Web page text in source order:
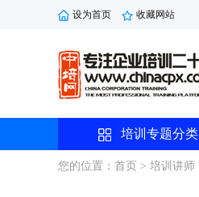
设为首页 收藏网站
培训专题分类
您的位置：首页 > 培训讲师